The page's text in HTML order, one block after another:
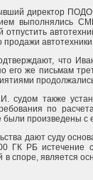
директор
выполнялись
что
его же письмам
судом также
по
были произведены с
дают суду
ГК РБ истечение
в споре, является